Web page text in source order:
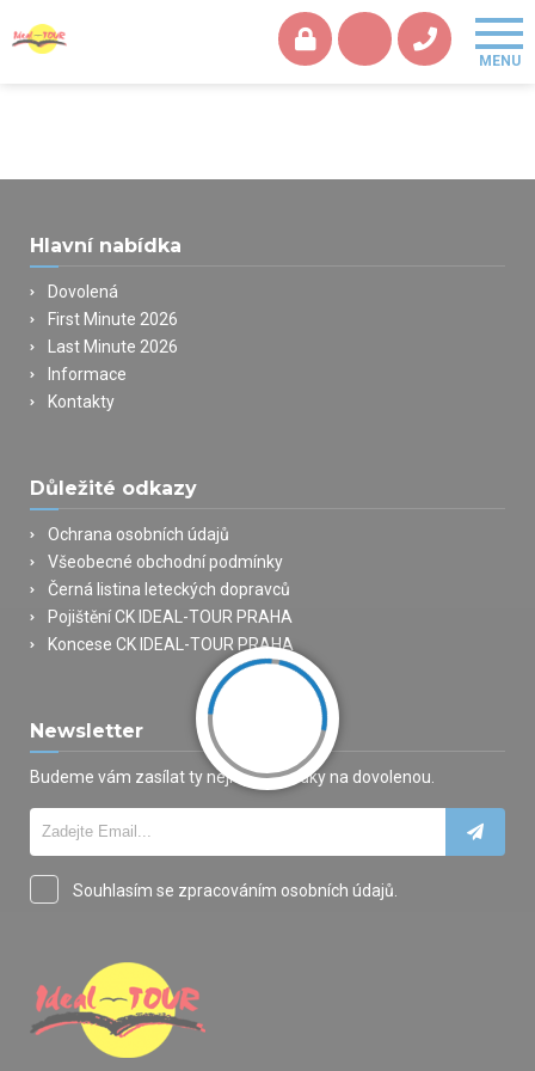
Hlavní nabídka
Dovolená
First Minute 2026
Last Minute 2026
Informace
Kontakty
Důležité odkazy
Ochrana osobních údajů
Všeobecné obchodní podmínky
Černá listina leteckých dopravců
Pojištění CK IDEAL-TOUR PRAHA
Koncese CK IDEAL-TOUR PRAHA
Newsletter
Budeme vám zasílat ty nejlepší nabídky na dovolenou.
Souhlasím se zpracováním osobních údajů.